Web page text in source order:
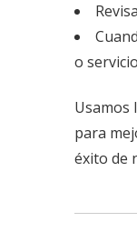
o
Usamos
para
éxito de